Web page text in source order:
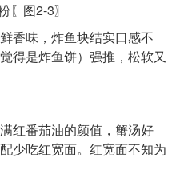
图2-3〗
香味，炸鱼块结实口感不
得是炸鱼饼）强推，松软又
红番茄油的颜值，蟹汤好
少吃红宽面。红宽面不知为